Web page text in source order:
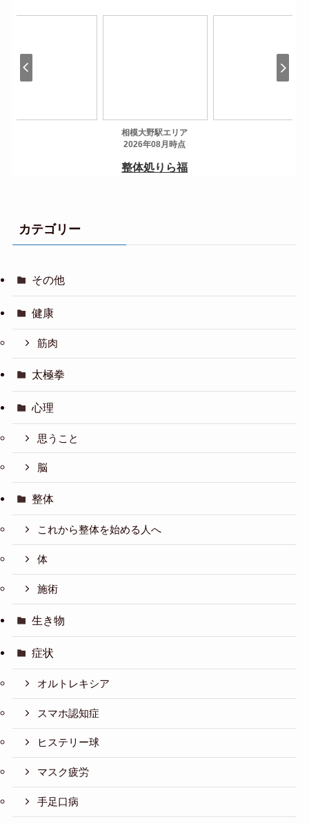
カテゴリー
その他
健康
筋肉
太極拳
心理
思うこと
脳
整体
これから整体を始める人へ
体
施術
生き物
症状
オルトレキシア
スマホ認知症
ヒステリー球
マスク疲労
手足口病